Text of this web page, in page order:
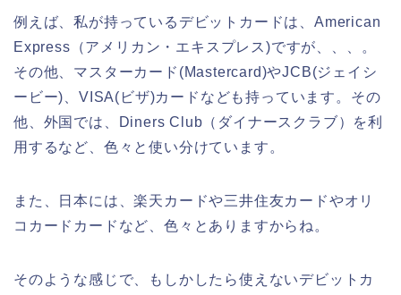
例えば、私が持っているデビットカードは、American
Express（アメリカン・エキスプレス)ですが、、、。
その他、マスターカード(Mastercard)やJCB(ジェイシ
ービー)、VISA(ビザ)カードなども持っています。その
他、外国では、Diners Club（ダイナースクラブ）を利
用するなど、色々と使い分けています。
また、日本には、楽天カードや三井住友カードやオリ
コカードカードなど、色々とありますからね。
そのような感じで、もしかしたら使えないデビットカ